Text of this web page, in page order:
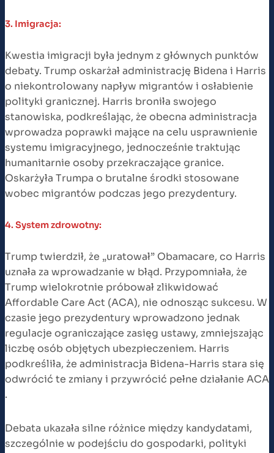
3. Imigracja:
Kwestia imigracji była jednym z głównych punktów
debaty. Trump oskarżał administrację Bidena i Harris
o niekontrolowany napływ migrantów i osłabienie
polityki granicznej. Harris broniła swojego
stanowiska, podkreślając, że obecna administracja
wprowadza poprawki mające na celu usprawnienie
systemu imigracyjnego, jednocześnie traktując
humanitarnie osoby przekraczające granice.
Oskarżyła Trumpa o brutalne środki stosowane
wobec migrantów podczas jego prezydentury​.
4. System zdrowotny:
Trump twierdził, że „uratował” Obamacare, co Harris
uznała za wprowadzanie w błąd. Przypomniała, że
Trump wielokrotnie próbował zlikwidować
Affordable Care Act (ACA), nie odnosząc sukcesu. W
czasie jego prezydentury wprowadzono jednak
regulacje ograniczające zasięg ustawy, zmniejszając
liczbę osób objętych ubezpieczeniem. Harris
podkreśliła, że administracja Bidena-Harris stara się
odwrócić te zmiany i przywrócić pełne działanie ACA​
.
Debata ukazała silne różnice między kandydatami,
szczególnie w podejściu do gospodarki, polityki